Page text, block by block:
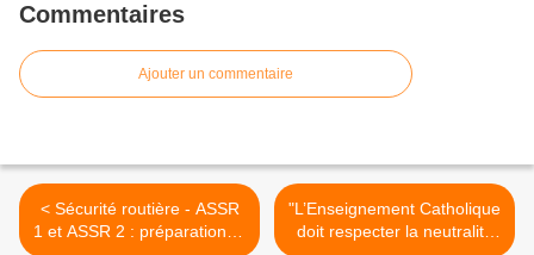
Commentaires
Ajouter un commentaire
< Sécurité routière - ASSR
1 et ASSR 2 : préparation et
"L’Enseignement Catholique
doit respecter la neutralité